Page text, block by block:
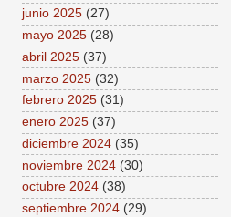
junio 2025 (27)
mayo 2025 (28)
abril 2025 (37)
marzo 2025 (32)
febrero 2025 (31)
enero 2025 (37)
diciembre 2024 (35)
noviembre 2024 (30)
octubre 2024 (38)
septiembre 2024 (29)